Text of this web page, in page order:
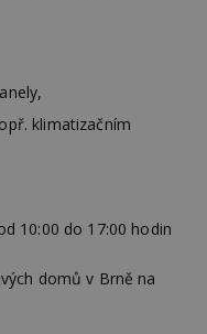
klimatizačním
10:00 do 17:00 hodin
domů v Brně na